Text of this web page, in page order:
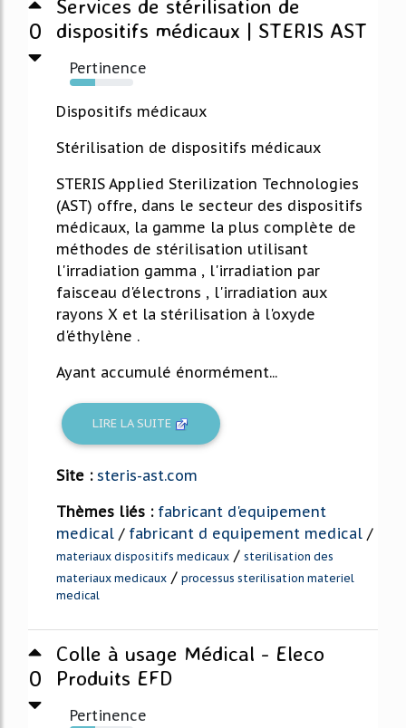
0
Services de stérilisation de
dispositifs médicaux | STERIS AST
Pertinence
40%
Dispositifs médicaux
Stérilisation de dispositifs médicaux
STERIS Applied Sterilization Technologies
(AST) offre, dans le secteur des dispositifs
médicaux, la gamme la plus complète de
méthodes de stérilisation utilisant
l'irradiation gamma , l'irradiation par
faisceau d'électrons , l'irradiation aux
rayons X et la stérilisation à l'oxyde
d'éthylène .
Ayant accumulé énormément...
LIRE LA SUITE
Site : steris-ast.com
Thèmes liés : fabricant d'equipement
medical / fabricant d equipement medical /
materiaux dispositifs medicaux / sterilisation des
materiaux medicaux / processus sterilisation materiel
medical
0
Colle à usage Médical - Eleco
Produits EFD
Pertinence